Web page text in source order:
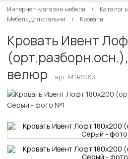
Интернет-магазин мебели
Каталог
Мебель для спальни
Кровати
Кровать Ивент
велюр
арт. MTRS283